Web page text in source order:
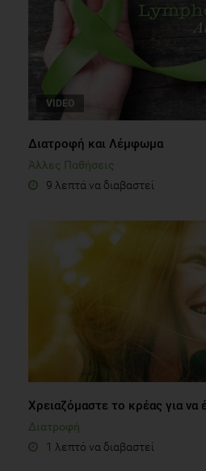
VIDEO
Διατροφή και Λέμφωμα
Άλλες Παθήσεις
9 λεπτά να διαβαστεί
Χρειαζόμαστε το κρέας για να
Διατροφή
1 λεπτό να διαβαστεί